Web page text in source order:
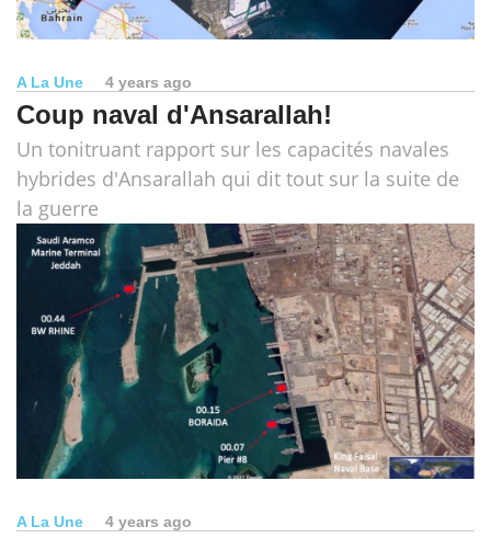
A La Une 4 years ago
Coup naval d'Ansarallah!
Un tonitruant rapport sur les capacités navales
hybrides d'Ansarallah qui dit tout sur la suite de
la guerre
A La Une 4 years ago